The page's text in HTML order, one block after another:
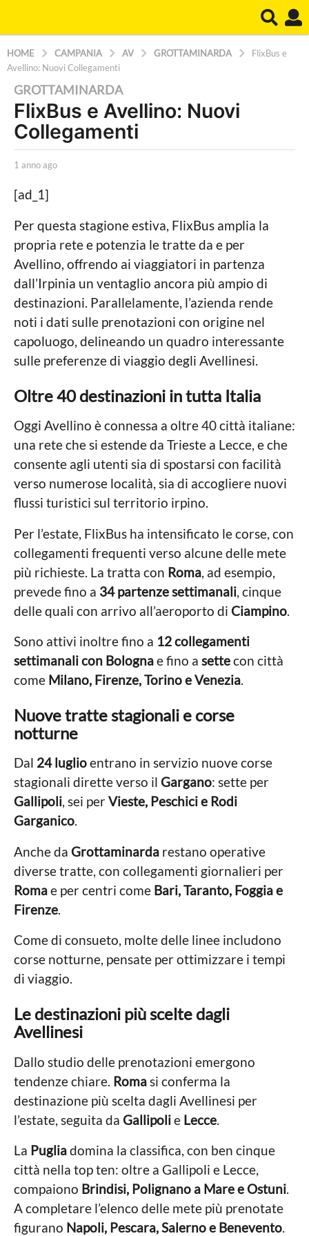
HOME CAMPANIA AV GROTTAMINARDA
FlixBus e
Avellino: Nuovi Collegamenti
1
a
n
o
a
g
o
1
a
n
n
o
a
g
GROTTAMINARDA
FlixBus e Avellino: Nuovi
Collegamenti
b
L
a
P
o
l
t
i
c
a
L
o
c
a
e
1 anno ago
a
g
[ad_1]
Per questa stagione estiva, FlixBus amplia la
propria rete e potenzia le tratte da e per
Avellino, offrendo ai viaggiatori in partenza
dall’Irpinia un ventaglio ancora più ampio di
destinazioni. Parallelamente, l’azienda rende
noti i dati sulle prenotazioni con origine nel
capoluogo, delineando un quadro interessante
sulle preferenze di viaggio degli Avellinesi.
Oltre 40 destinazioni in tutta Italia
Oggi Avellino è connessa a oltre 40 città italiane:
una rete che si estende da Trieste a Lecce, e che
consente agli utenti sia di spostarsi con facilità
verso numerose località, sia di accogliere nuovi
flussi turistici sul territorio irpino.
Per l’estate, FlixBus ha intensificato le corse, con
collegamenti frequenti verso alcune delle mete
più richieste. La tratta con Roma , ad esempio,
prevede fino a 34 partenze settimanali , cinque
delle quali con arrivo all’aeroporto di Ciampino
Sono attivi inoltre fino a 12 collegamenti
settimanali con Bolognae fino a settecon città
come Milano, Firenze, Torino e Venezia.
Nuove tratte stagionali e corse
notturne
Dal 24 luglioentrano in servizio nuove corse
stagionali dirette verso il Gargano: sette per
Gallipoli, sei perVieste, Peschici e Rodi
Garganico.
Anche da Grottaminarda restano operative
diverse tratte, con collegamenti giornalieri per
Romae per centri come Bari, Taranto, Foggia e
Firenze.
Come di consueto, molte delle linee includono
corse notturne, pensate per ottimizzare i tempi
di viaggio.
Le destinazioni più scelte dagli
Avellinesi
Dallo studio delle prenotazioni emergono
tendenze chiare. Roma si conferma la
destinazione più scelta dagli Avellinesi per
l’estate, seguita da Gallipolie Lecce
La Pugliadomina la classifica, con ben cinque
città nella top ten: oltre a Gallipoli e Lecce,
compaiono Brindisi, Polignano a Mare e Ostuni.
A completare l’elenco delle mete più prenotate
figurano Napoli, Pescara, Salerno e Benevento.